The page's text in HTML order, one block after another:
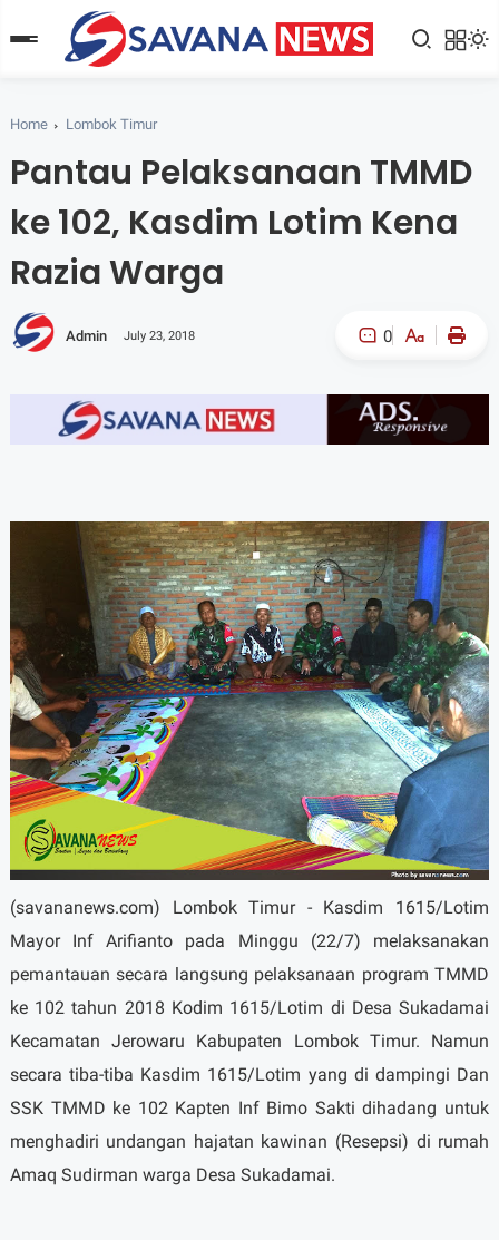
Home Lombok Timur
Pantau Pelaksanaan TMMD
ke 102, Kasdim Lotim Kena
Razia Warga
Admin July 23, 2018 0
A- A+
(savananews.com) Lombok Timur - Kasdim 1615/Lotim
Mayor Inf Arifianto pada Minggu (22/7) melaksanakan
pemantauan secara langsung pelaksanaan program TMMD
ke 102 tahun 2018 Kodim 1615/Lotim di Desa Sukadamai
Kecamatan Jerowaru Kabupaten Lombok Timur. Namun
secara tiba-tiba Kasdim 1615/Lotim yang di dampingi Dan
SSK TMMD ke 102 Kapten Inf Bimo Sakti dihadang untuk
menghadiri undangan hajatan kawinan (Resepsi) di rumah
Amaq Sudirman warga Desa Sukadamai.